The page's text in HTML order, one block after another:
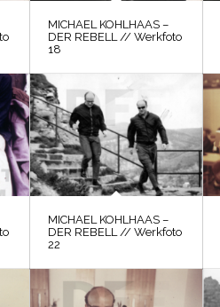
MICHAEL KOHLHAAS –
DER REBELL // Werkfoto
18
MICHAEL KOHLHAAS –
DER REBELL // Werkfoto
22